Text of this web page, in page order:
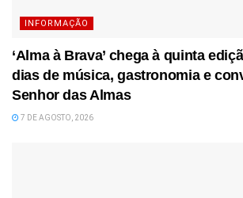
INFORMAÇÃO
‘Alma à Brava’ chega à quinta
dias de música, gastronomia e
Senhor das Almas
7 DE AGOSTO, 2026